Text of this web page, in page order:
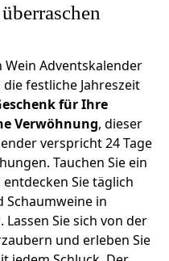
Wein Adventskalender
festliche Jahreszeit
für Ihre
Verwöhnung, dieser
verspricht 24 Tage
Tauchen Sie ein
Sie täglich
Schaumweine in
Sie sich von der
und erleben Sie